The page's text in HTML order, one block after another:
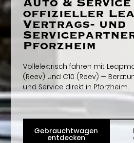
Auto &
offizieller
Vertrags- und
Pforzheim
Vollelektrisch fahren mit
(Reev) und C10 (Reev) —
und Service direkt in Pforzheim.
Gebrauchtwagen
entdecken